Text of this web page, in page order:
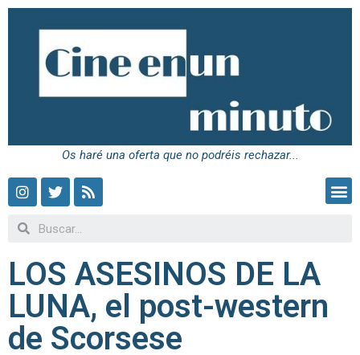
Os haré una oferta que no podréis rechazar...
LOS ASESINOS DE LA
LUNA, el post-western
de Scorsese